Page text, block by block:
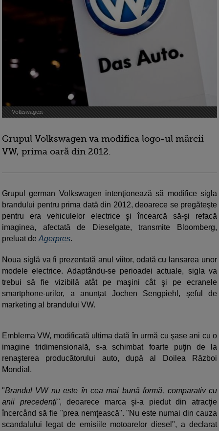
Volkswagen
Grupul Volkswagen va modifica logo-ul mărcii
VW, prima oară din 2012.
Grupul german Volkswagen intenţionează să modifice sigla
brandului pentru prima dată din 2012, deoarece se pregăteşte
pentru era vehiculelor electrice şi încearcă să-şi refacă
imaginea, afectată de Dieselgate, transmite Bloomberg,
preluat de Agerpres.
Noua siglă va fi prezentată anul viitor, odată cu lansarea unor
modele electrice. Adaptându-se perioadei actuale, sigla va
trebui să fie vizibilă atât pe maşini cât şi pe ecranele
smartphone-urilor, a anunţat Jochen Sengpiehl, şeful de
marketing al brandului VW.
Emblema VW, modificată ultima dată în urmă cu şase ani cu o
imagine tridimensională, s-a schimbat foarte puţin de la
renaşterea producătorului auto, după al Doilea Război
Mondial.
"Brandul VW nu este în cea mai bună formă, comparativ cu
anii precedenţi", deoarece marca şi-a piedut din atracţie
încercând să fie "prea nemţească". "Nu este numai din cauza
scandalului legat de emisiile motoarelor diesel", a declarat